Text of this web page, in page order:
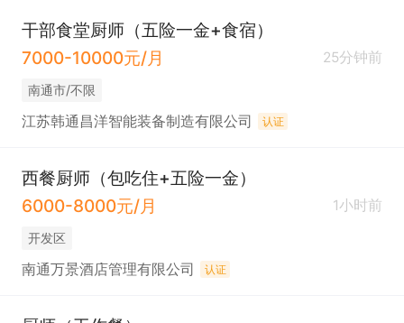
干部食堂厨师（五险一金+食宿）
7000-10000元/月
25分钟前
南通市/不限
江苏韩通昌洋智能装备制造有限公司 认证
西餐厨师（包吃住+五险一金）
6000-8000元/月
1小时前
开发区
南通万景酒店管理有限公司 认证